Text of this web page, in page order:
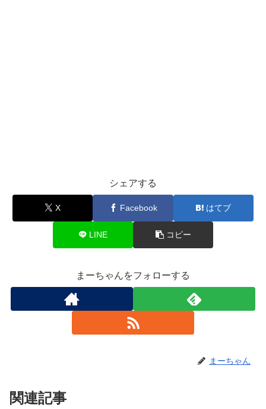
シェアする
X Facebook はてブ
LINE コピー
まーちゃんをフォローする
まーちゃん
関連記事